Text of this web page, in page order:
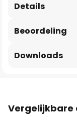
Details
Beoordeling
Downloads
Vergelijkbare